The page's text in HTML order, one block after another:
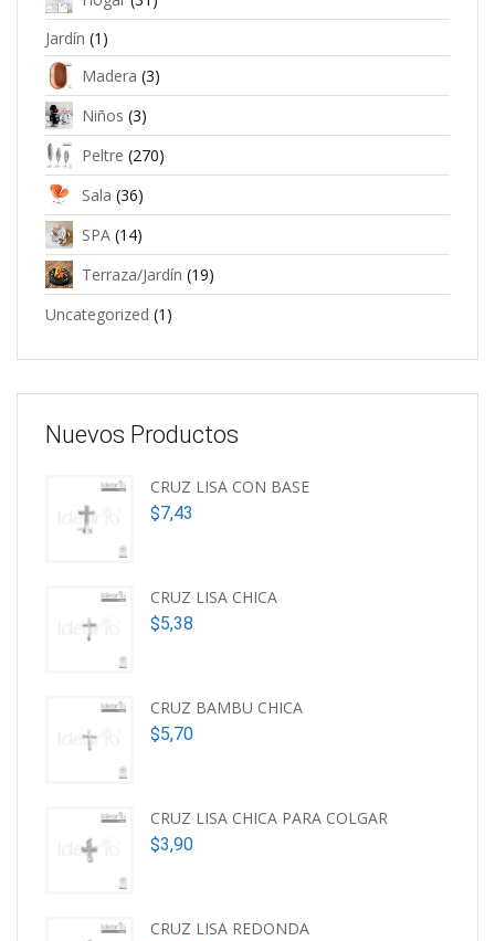
Jardín (1)
Madera (3)
Niños (3)
Peltre (270)
Sala (36)
SPA (14)
Terraza/Jardín (19)
Uncategorized (1)
Nuevos Productos
CRUZ LISA CON BASE
$7,43
CRUZ LISA CHICA
$5,38
CRUZ BAMBU CHICA
$5,70
CRUZ LISA CHICA PARA COLGAR
$3,90
CRUZ LISA REDONDA